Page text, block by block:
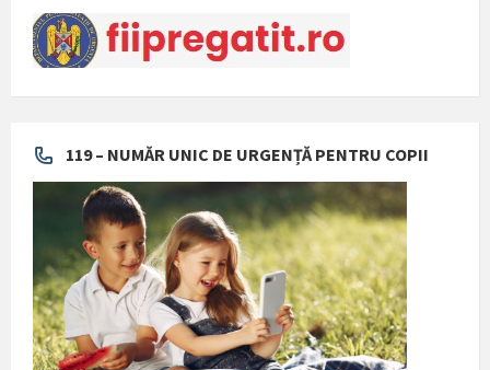
119 – NUMĂR UNIC DE URGENȚĂ PENTRU COPII